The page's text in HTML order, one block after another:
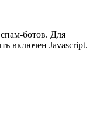
ботов. Для
включен Javascript.